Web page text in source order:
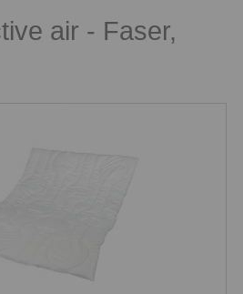
air - Faser,